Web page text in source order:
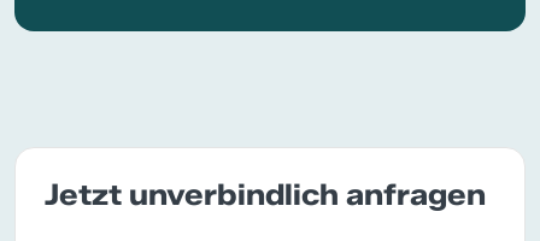
Jetzt unverbindlich anfragen